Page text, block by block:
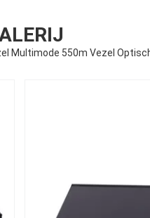
Multimode 550m Vezel